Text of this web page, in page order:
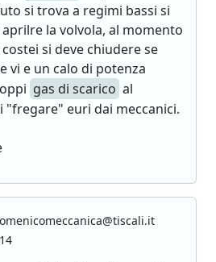
si trova a regimi bassi si
la volvola, al momento
si deve chiudere se
vi e un calo di potenza
gas di scarico al
"fregare" euri dai meccanici.